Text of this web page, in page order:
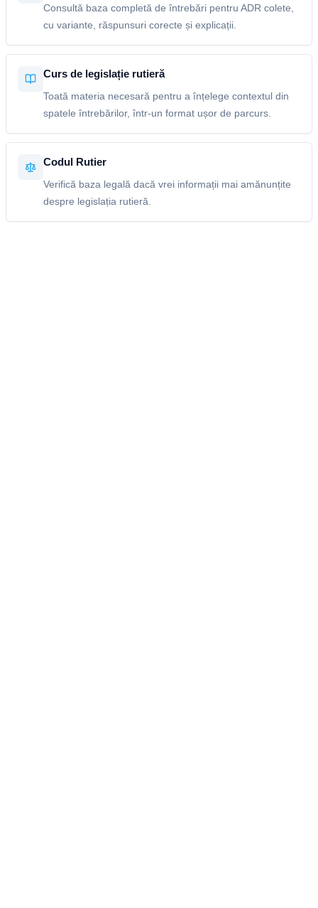
Consultă baza completă de întrebări pentru ADR colete,
cu variante, răspunsuri corecte și explicații.
Curs de legislație rutieră
Toată materia necesară pentru a înțelege contextul din
spatele întrebărilor, într-un format ușor de parcurs.
Codul Rutier
Verifică baza legală dacă vrei informații mai amănunțite
despre legislația rutieră.